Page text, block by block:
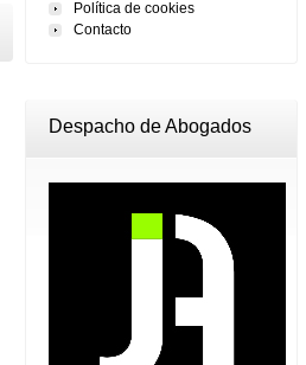
Política de cookies
Contacto
Despacho de Abogados